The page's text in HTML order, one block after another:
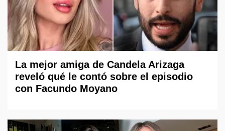
La mejor amiga de Candela Arizaga
reveló qué le contó sobre el episodio
con Facundo Moyano